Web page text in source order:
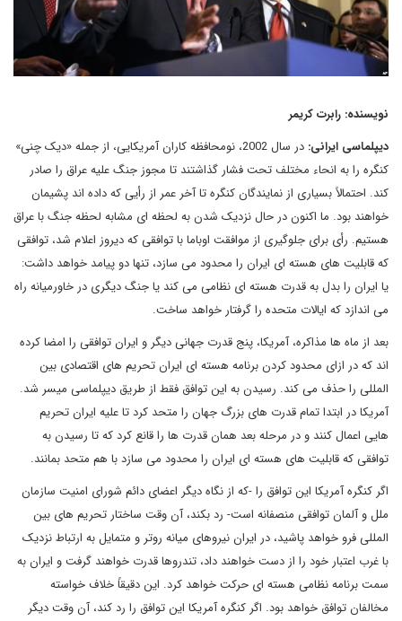
نویسنده: رابرت کریمر
دیپلماسی ایرانی:
در سال 2002، نومحافظه کاران آمریکایی، از جمله «دیک چنی»
کنگره را به انحاء مختلف تحت فشار گذاشتند تا مجوز جنگ علیه عراق را صادر
کند. احتمالاً بسیاری از نمایندگان کنگره تا آخر عمر از رأیی که داده اند پشیمان
خواهند بود. ما اکنون در حال نزدیک شدن به لحظه ای مشابه لحظه جنگ با عراق
هستیم. رأی برای جلوگیری از موافقت اوباما با توافقی که دیروز اعلام شد، توافقی
که قابلیت های هسته ای ایران را محدود می سازد، تنها دو پیامد خواهد داشت:
یا ایران را بدل به قدرت هسته ای نظامی می کند یا جنگ دیگری در خاورمیانه راه
می اندازد که ایالات متحده را گرفتار خواهد ساخت.
بعد از ماه ها مذاکره، آمریکا، پنج قدرت جهانی دیگر و ایران توافقی را امضا کرده
اند که در ازای محدود کردن برنامه هسته ای ایران تحریم های اقتصادی بین
المللی را حذف می کند. رسیدن به این توافق فقط از طریق دیپلماسی میسر شد.
آمریکا در ابتدا تمام قدرت های بزرگ جهان را متحد کرد تا علیه ایران تحریم
هایی اعمال کنند و در مرحله بعد همان قدرت ها را قانع کرد که تا رسیدن به
توافقی که قابلیت های هسته ای ایران را محدود می سازد با هم متحد بمانند.
اگر کنگره آمریکا این توافق را -که از نگاه دیگر اعضای دائم شورای امنیت سازمان
ملل و آلمان توافقی منصفانه است- رد بکند، آن وقت ساختار تحریم های بین
المللی فرو خواهد پاشید، در ایران نیروهای میانه روتر و متمایل به ارتباط نزدیک
با غرب اعتبار خود را از دست خواهند داد، تندروها قدرت خواهند گرفت و ایران به
سمت برنامه نظامی هسته ای حرکت خواهد کرد. این دقیقاً خلاف خواسته
مخالفان توافق خواهد بود. اگر کنگره آمریکا این توافق را رد کند، آن وقت دیگر